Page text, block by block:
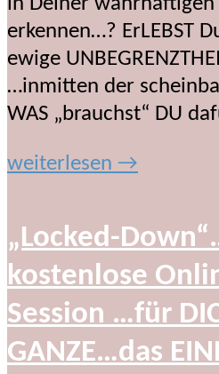
erkennen…? ErLEBST
ewige
…inmitten der
WAS „brauchst“ DU
weiterlesen →
„Locked-
kostenlose
Session …für
GANZE…das